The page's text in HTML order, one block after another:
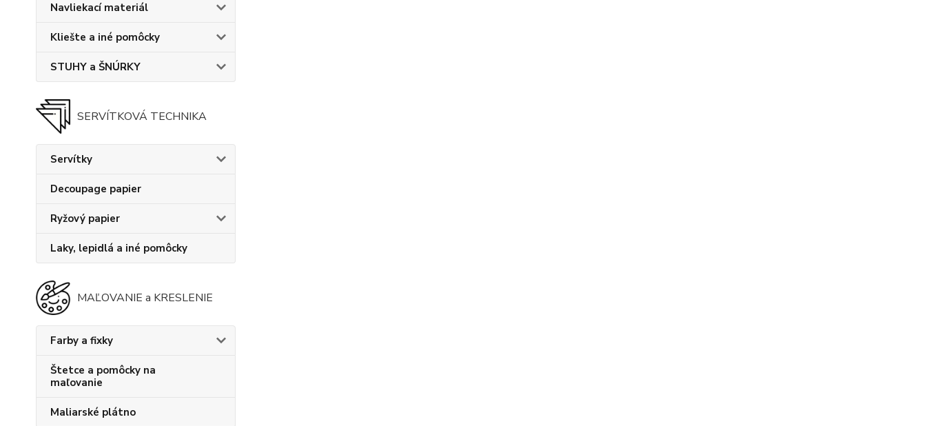
Navliekací materiál
Kliešte a iné pomôcky
STUHY a ŠNÚRKY
SERVÍTKOVÁ TECHNIKA
Servítky
Decoupage papier
Ryžový papier
Laky, lepidlá a iné pomôcky
MAĽOVANIE a KRESLENIE
Farby a fixky
Štetce a pomôcky na
maľovanie
Maliarské plátno